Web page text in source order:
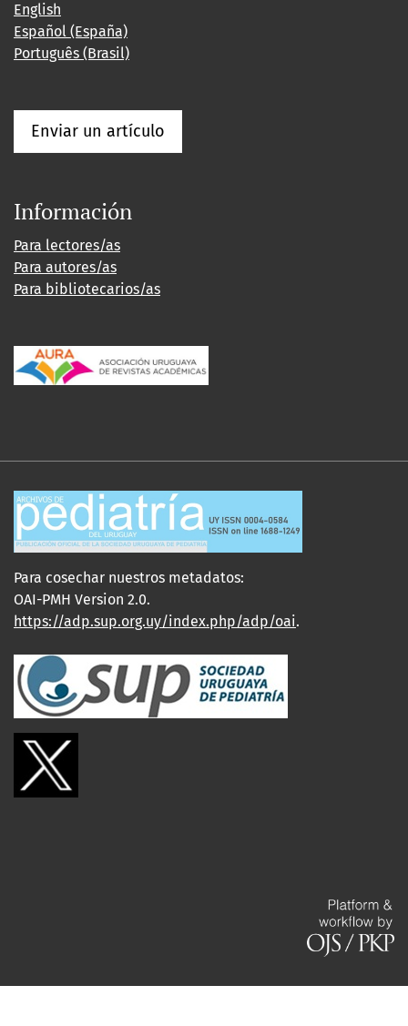
English
Español (España)
Português (Brasil)
Enviar un artículo
Información
Para lectores/as
Para autores/as
Para bibliotecarios/as
Para cosechar nuestros metadatos:
OAI-PMH Version 2.0.
https://adp.sup.org.uy/index.php/adp/oai.